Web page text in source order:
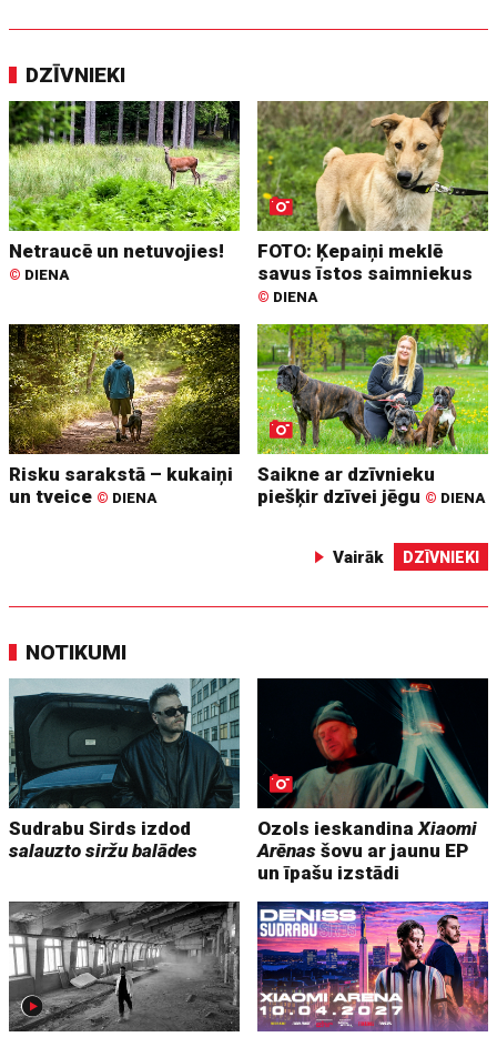
DZĪVNIEKI
Netraucē un netuvojies!
© DIENA
FOTO: Ķepaiņi meklē
savus īstos saimniekus
© DIENA
Risku sarakstā – kukaiņi
un tveice © DIENA
Saikne ar dzīvnieku
piešķir dzīvei jēgu © DIENA
Vairāk DZĪVNIEKI
NOTIKUMI
Sudrabu Sirds izdod
salauzto siržu balādes
Ozols ieskandinaXiaomi
Arēnas šovu ar jaunu EP
un īpašu izstādi